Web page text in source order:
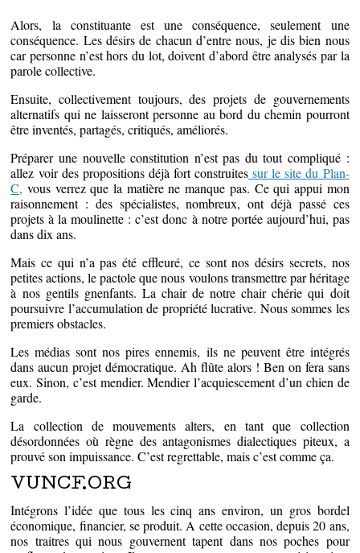
Alors, la constituante est une conséquence, seulement une
conséquence. Les désirs de chacun d’entre nous, je dis bien nous
car personne n’est hors du lot, doivent d’abord être analysés par la
parole collective.
Ensuite, collectivement toujours, des projets de gouvernements
alternatifs qui ne laisseront personne au bord du chemin pourront
être inventés, partagés, critiqués, améliorés.
Préparer une nouvelle constitution n’est pas du tout compliqué :
allez voir des propositions déjà fort construites sur le site du Plan-
C, vous verrez que la matière ne manque pas. Ce qui appui mon
raisonnement : des spécialistes, nombreux, ont déjà passé ces
projets à la moulinette : c’est donc à notre portée aujourd’hui, pas
dans dix ans.
Mais ce qui n’a pas été effleuré, ce sont nos désirs secrets, nos
petites actions, le pactole que nous voulons transmettre par héritage
à nos gentils gnenfants. La chair de notre chair chérie qui doit
poursuivre l’accumulation de propriété lucrative. Nous sommes les
premiers obstacles.
Les médias sont nos pires ennemis, ils ne peuvent être intégrés
dans aucun projet démocratique. Ah flûte alors ! Ben on fera sans
eux. Sinon, c’est mendier. Mendier l’acquiescement d’un chien de
garde.
La collection de mouvements alters, en tant que collection
désordonnées où règne des antagonismes dialectiques piteux, a
prouvé son impuissance. C’est regrettable, mais c’est comme ça.
VUNCF.ORG
Intégrons l’idée que tous les cinq ans environ, un gros bordel
économique, financier, se produit. A cette occasion, depuis 20 ans,
nos traitres qui nous gouvernent tapent dans nos poches pour